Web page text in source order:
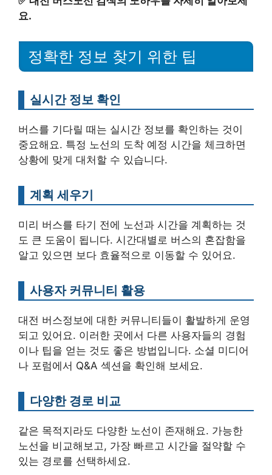
요.
정확한 정보 찾기 위한 팁
실시간 정보 확인
버스를 기다릴 때는 실시간 정보를 확인하는 것이
중요해요. 특정 노선의 도착 예정 시간을 체크하면
상황에 맞게 대처할 수 있습니다.
계획 세우기
미리 버스를 타기 전에 노선과 시간을 계획하는 것
도 큰 도움이 됩니다. 시간대별로 버스의 혼잡함을
알고 있으면 보다 효율적으로 이동할 수 있어요.
사용자 커뮤니티 활용
대전 버스정보에 대한 커뮤니티들이 활발하게 운영
되고 있어요. 이러한 곳에서 다른 사용자들의 경험
이나 팁을 얻는 것도 좋은 방법입니다. 소셜 미디어
나 포럼에서 Q&A 섹션을 확인해 보세요.
다양한 경로 비교
같은 목적지라도 다양한 노선이 존재해요. 가능한
노선을 비교해보고, 가장 빠르고 시간을 절약할 수
있는 경로를 선택하세요.